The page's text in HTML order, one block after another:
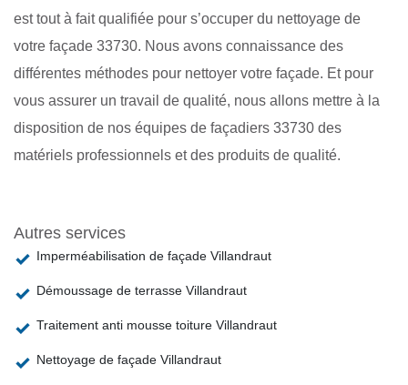
est tout à fait qualifiée pour s’occuper du nettoyage de
votre façade 33730. Nous avons connaissance des
différentes méthodes pour nettoyer votre façade. Et pour
vous assurer un travail de qualité, nous allons mettre à la
disposition de nos équipes de façadiers 33730 des
matériels professionnels et des produits de qualité.
Autres services
Imperméabilisation de façade Villandraut
Démoussage de terrasse Villandraut
Traitement anti mousse toiture Villandraut
Nettoyage de façade Villandraut